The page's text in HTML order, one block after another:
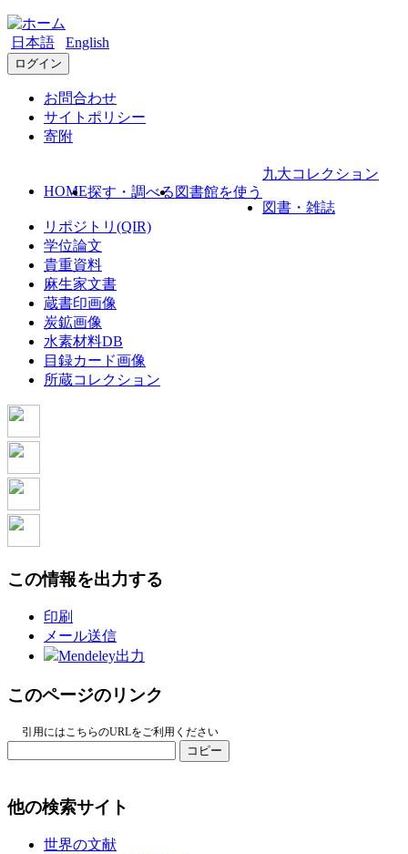
日本語 English
ログイン
お問合わせ
サイトポリシー
寄附
HOME探す・調べる 図書館を使う
九大コレクション
図書・雑誌
リポジトリ(QIR)
学位論文
貴重資料
麻生家文書
蔵書印画像
炭鉱画像
水素材料DB
目録カード画像
所蔵コレクション
この情報を出力する
印刷
メール送信
Mendeley出力
このページのリンク
引用にはこちらのURLをご利用ください
コピー
他の検索サイト
世界の文献